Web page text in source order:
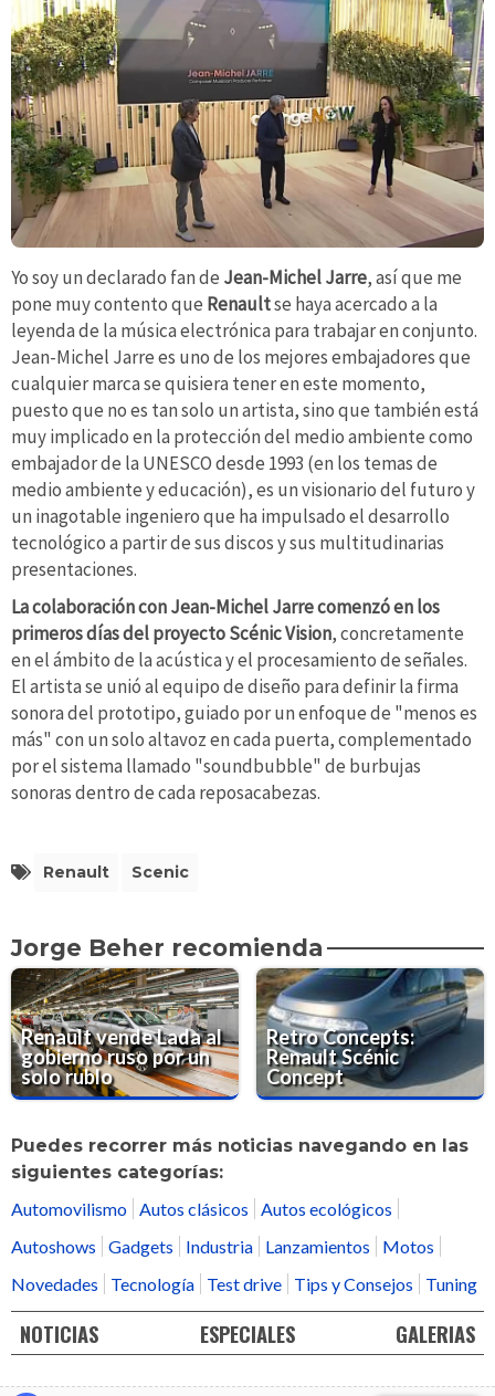
Yo soy un declarado fan de Jean-Michel Jarre, así que me
pone muy contento que Renaultse haya acercado a la
leyenda de la música electrónica para trabajar en conjunto.
Jean-Michel Jarre es uno de los mejores embajadores que
cualquier marca se quisiera tener en este momento,
puesto que no es tan solo un artista, sino que también está
muy implicado en la protección del medio ambiente como
embajador de la UNESCO desde 1993 (en los temas de
medio ambiente y educación), es un visionario del futuro y
un inagotable ingeniero que ha impulsado el desarrollo
tecnológico a partir de sus discos y sus multitudinarias
presentaciones.
La colaboración con Jean-Michel Jarre comenzó en los
primeros días del proyecto Scénic Vision, concretamente
en el ámbito de la acústica y el procesamiento de señales.
El artista se unió al equipo de diseño para definir la firma
sonora del prototipo, guiado por un enfoque de "menos es
más" con un solo altavoz en cada puerta, complementado
por el sistema llamado "soundbubble" de burbujas
sonoras dentro de cada reposacabezas.
Renault Scenic
Jorge Beher recomienda
Renault vende Lada al
gobierno ruso por un
solo rublo
Retro Concepts:
Renault Scénic
Concept
Puedes recorrer más noticias navegando en las
siguientes categorías:
Automovilismo Autos clásicos
Autos ecológicos
Autoshows
Gadgets Industria Lanzamientos
Motos
Novedades
Tecnología Test drive Tips y Consejos Tuning
NOTICIAS ESPECIALES GALERIAS